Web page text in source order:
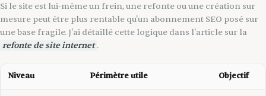
Si le site est lui-même un frein, une refonte ou une création sur
mesure peut être plus rentable qu'un abonnement SEO posé sur
une base fragile. J'ai détaillé cette logique dans l'article sur la
refonte de site internet .
Niveau Périmètre utile Objectif